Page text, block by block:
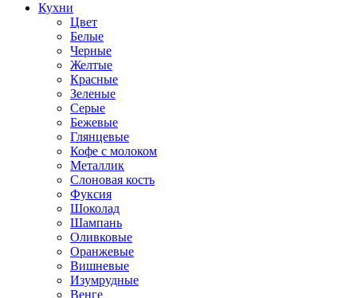
Кухни
Цвет
Белые
Черные
Желтые
Красные
Зеленые
Серые
Бежевые
Глянцевые
Кофе с молоком
Металлик
Слоновая кость
Фуксия
Шоколад
Шампань
Оливковые
Оранжевые
Вишневые
Изумрудные
Венге